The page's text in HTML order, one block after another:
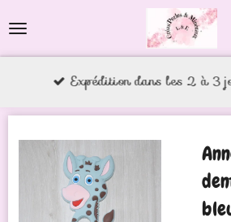
principal
Expédition dans les 2 à 3